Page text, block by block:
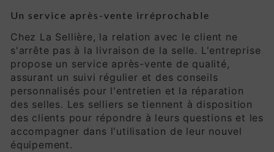
Un service après-vente irréprochable
Chez La Sellière, la relation avec le client ne
s'arrête pas à la livraison de la selle. L'entreprise
propose un service après-vente de qualité,
assurant un suivi régulier et des conseils
personnalisés pour l'entretien et la réparation
des selles. Les selliers se tiennent à disposition
des clients pour répondre à leurs questions et les
accompagner dans l'utilisation de leur nouvel
équipement.